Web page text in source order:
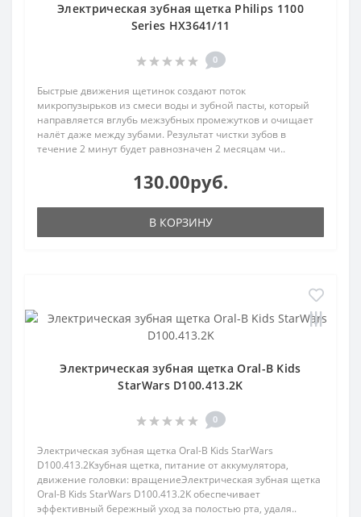
Электрическая зубная щетка Philips 1100
Series HX3641/11
0
Быстрые движения щетинок создают поток
микропузырьков из смеси воды и зубной пасты, который
направляется вглубь межзубных промежутков и очищает
налёт даже между зубами. Результат чистки зубов в
течение 2 минут будет равнозначен 2 месяцам чи..
130.00руб.
В КОРЗИНУ
Электрическая зубная щетка Oral-B Kids
StarWars D100.413.2K
0
Электрическая зубная щетка Oral-B Kids StarWars
D100.413.2Kзубная щетка, питание от аккумулятора,
движение головки: вращениеЭлектрическая зубная щетка
Oral-B Kids StarWars D100.413.2K обеспечивает
эффективный бережный уход за полостью рта, удаля..